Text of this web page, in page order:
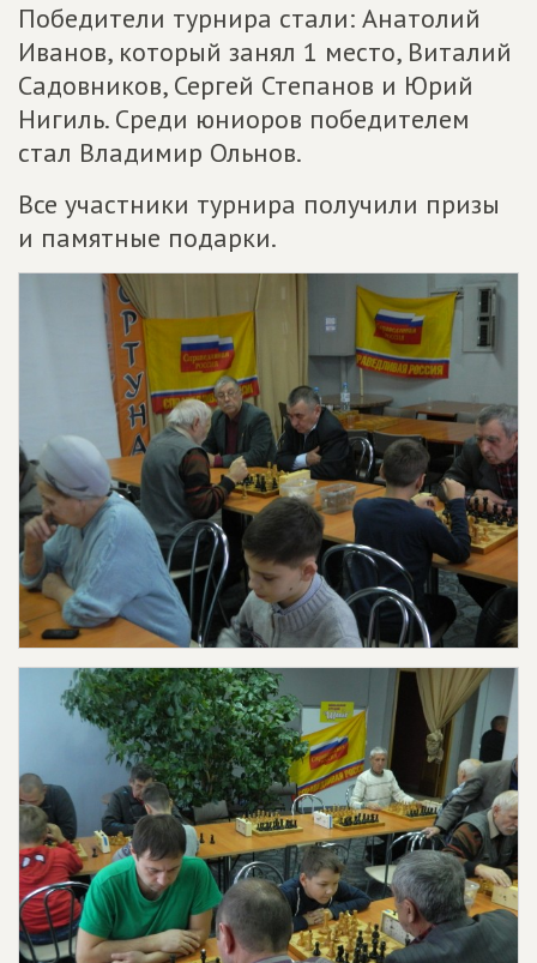
Победители турнира стали: Анатолий
Иванов, который занял 1 место, Виталий
Садовников, Сергей Степанов и Юрий
Нигиль. Среди юниоров победителем
стал Владимир Ольнов.
Все участники турнира получили призы
и памятные подарки.